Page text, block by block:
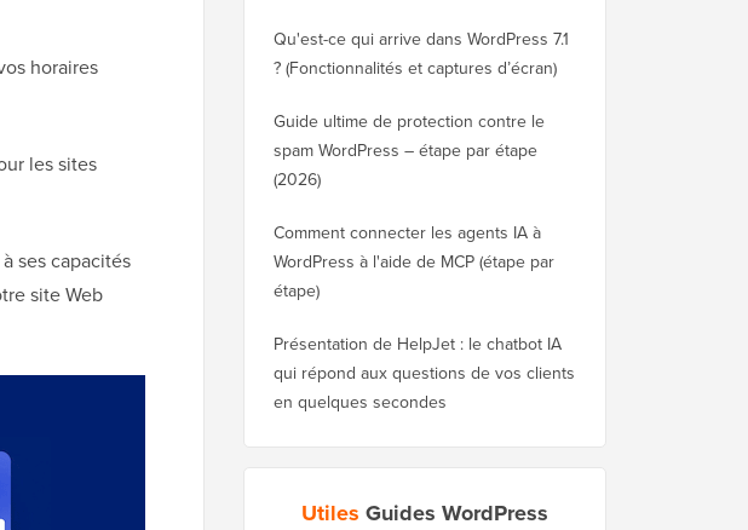
horaires
les sites
ses capacités
site Web
Qu'est-ce qui arrive dans WordPress 7.1
? (Fonctionnalités et captures d’écran)
Guide ultime de protection contre le
spam WordPress – étape par étape
(2026)
Comment connecter les agents IA à
WordPress à l'aide de MCP (étape par
étape)
Présentation de HelpJet : le chatbot IA
qui répond aux questions de vos clients
en quelques secondes
Utiles Guides WordPress